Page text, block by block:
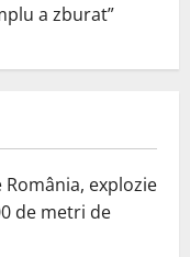
a zburat”
explozie
de metri de